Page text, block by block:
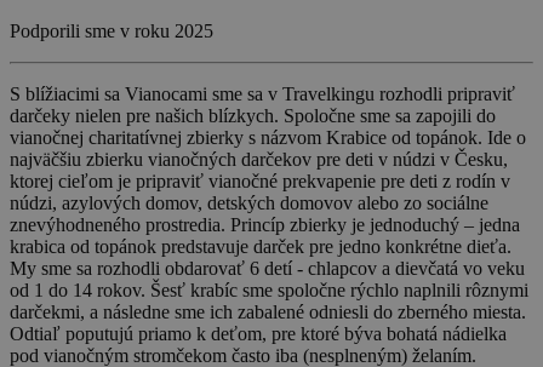
Podporili sme v roku 2025
S blížiacimi sa Vianocami sme sa v Travelkingu rozhodli pripraviť
darčeky nielen pre našich blízkych. Spoločne sme sa zapojili do
vianočnej charitatívnej zbierky s názvom Krabice od topánok. Ide o
najväčšiu zbierku vianočných darčekov pre deti v núdzi v Česku,
ktorej cieľom je pripraviť vianočné prekvapenie pre deti z rodín v
núdzi, azylových domov, detských domovov alebo zo sociálne
znevýhodneného prostredia. Princíp zbierky je jednoduchý – jedna
krabica od topánok predstavuje darček pre jedno konkrétne dieťa.
My sme sa rozhodli obdarovať 6 detí - chlapcov a dievčatá vo veku
od 1 do 14 rokov. Šesť krabíc sme spoločne rýchlo naplnili rôznymi
darčekmi, a následne sme ich zabalené odniesli do zberného miesta.
Odtiaľ poputujú priamo k deťom, pre ktoré býva bohatá nádielka
pod vianočným stromčekom často iba (nesplneným) želaním.